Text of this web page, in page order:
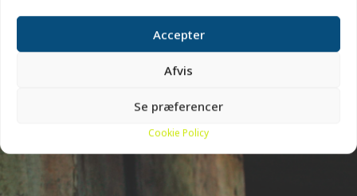
Accepter
Afvis
Se præferencer
Cookie Policy
AKTIVITETER